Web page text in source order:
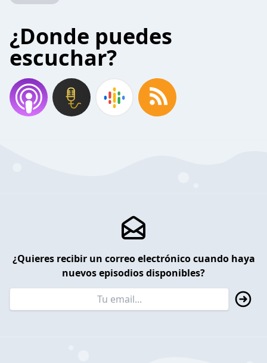
¿Donde puedes
escuchar?
¿Quieres recibir un correo electrónico cuando haya
nuevos episodios disponibles?